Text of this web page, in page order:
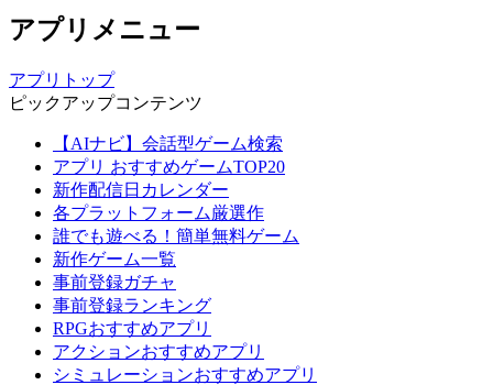
アプリメニュー
アプリトップ
ピックアップコンテンツ
【AIナビ】会話型ゲーム検索
アプリ おすすめゲームTOP20
新作配信日カレンダー
各プラットフォーム厳選作
誰でも遊べる！簡単無料ゲーム
新作ゲーム一覧
事前登録ガチャ
事前登録ランキング
RPGおすすめアプリ
アクションおすすめアプリ
シミュレーションおすすめアプリ